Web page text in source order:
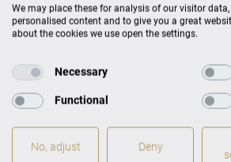
We may place these for analysis of our visitor
personalised content and to give you a great
about the cookies we use open the settings.
Necessary
Functional
No, adjust Deny